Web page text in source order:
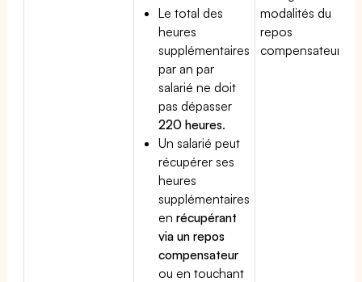
Le total des
heures
supplémentaires
par an par
salarié ne doit
pas dépasser
220 heures.
Un salarié peut
récupérer ses
heures
supplémentaires
enrécupérant
via un repos
compensateur
ou en touchant
modalités du
repos
compensateur.